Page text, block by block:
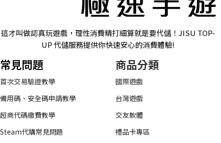
這才叫做認真玩遊戲，理性消費精打細算就是要代儲！JISU TOP-
UP 代儲服務提供你快速安心的消費體驗!
常見問題
首次交易驗證教學
備用碼、安全碼申請教學
超商代碼繳費教學
Steam代購常見問題
商品分類
國際遊戲
台灣遊戲
交友軟體
禮品卡專區